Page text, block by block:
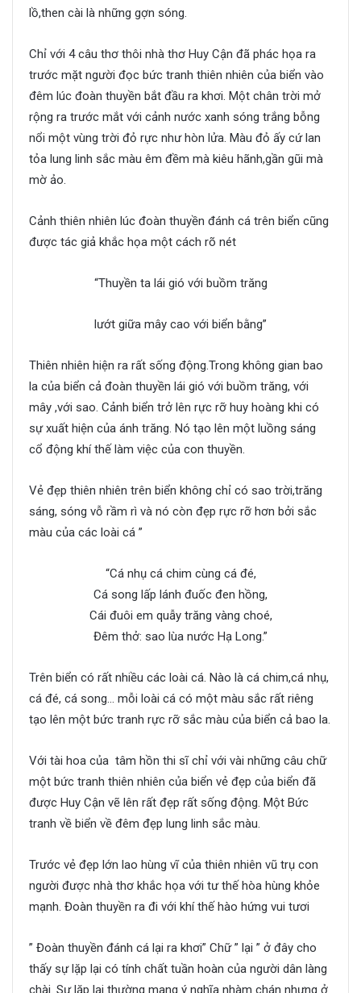
lồ,then cài là những gợn sóng.
Chỉ với 4 câu thơ thôi nhà thơ Huy Cận đã phác họa ra
trước mặt người đọc bức tranh thiên nhiên của biển vào
đêm lúc đoàn thuyền bắt đầu ra khơi. Một chân trời mở
rộng ra trước mắt với cảnh nước xanh sóng trắng bỗng
nổi một vùng trời đỏ rực như hòn lửa. Màu đỏ ấy cứ lan
tỏa lung linh sắc màu êm đềm mà kiêu hãnh,gần gũi mà
mờ ảo.
Cảnh thiên nhiên lúc đoàn thuyền đánh cá trên biển cũng
được tác giả khắc họa một cách rõ nét
“Thuyền ta lái gió với buồm trăng
lướt giữa mây cao với biển bằng”
Thiên nhiên hiện ra rất sống động.Trong không gian bao
la của biển cả đoàn thuyền lái gió với buồm trăng, với
mây ,với sao. Cảnh biển trở lên rực rỡ huy hoàng khi có
sự xuất hiện của ánh trăng. Nó tạo lên một luồng sáng
cổ động khí thế làm việc của con thuyền.
Vẻ đẹp thiên nhiên trên biển không chỉ có sao trời,trăng
sáng, sóng vỗ rầm rì và nó còn đẹp rực rỡ hơn bởi sắc
màu của các loài cá ”
“Cá nhụ cá chim cùng cá đé,
Cá song lấp lánh đuốc đen hồng,
Cái đuôi em quẫy trăng vàng choé,
Đêm thở: sao lùa nước Hạ Long.”
Trên biển có rất nhiều các loài cá. Nào là cá chim,cá nhụ,
cá đé, cá song… mỗi loài cá có một màu sắc rất riêng
tạo lên một bức tranh rực rỡ sắc màu của biển cả bao la.
Với tài hoa của tâm hồn thi sĩ chỉ với vài những câu chữ
một bức tranh thiên nhiên của biển vẻ đẹp của biển đã
được Huy Cận vẽ lên rất đẹp rất sống động. Một Bức
tranh về biển về đêm đẹp lung linh sắc màu.
Trước vẻ đẹp lớn lao hùng vĩ của thiên nhiên vũ trụ con
người được nhà thơ khắc họa với tư thế hòa hùng khỏe
mạnh. Đoàn thuyền ra đi với khí thế hào hứng vui tươi
” Đoàn thuyền đánh cá lại ra khơi” Chữ ” lại ” ở đây cho
thấy sự lặp lại có tính chất tuần hoàn của người dân làng
chài. Sự lặp lại thường mang ý nghĩa nhàm chán nhưng ở